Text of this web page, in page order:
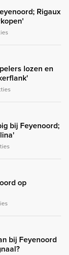
Rigaux
lozen en
bij Feyenoord;
op
bij Feyenoord